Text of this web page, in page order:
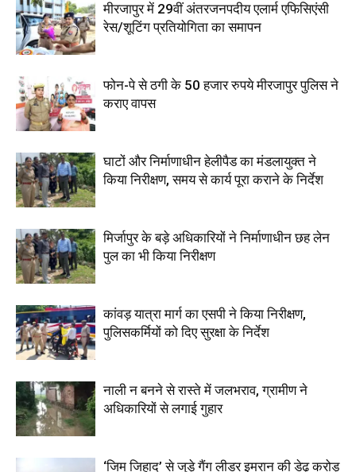
मीरजापुर में 29वीं अंतरजनपदीय एलार्म एफिसिएंसी
रेस/शूटिंग प्रतियोगिता का समापन
फोन-पे से ठगी के 50 हजार रुपये मीरजापुर पुलिस ने
कराए वापस
घाटों और निर्माणाधीन हेलीपैड का मंडलायुक्त ने
किया निरीक्षण, समय से कार्य पूरा कराने के निर्देश
मिर्जापुर के बड़े अधिकारियों ने निर्माणाधीन छह लेन
पुल का भी किया निरीक्षण
कांवड़ यात्रा मार्ग का एसपी ने किया निरीक्षण,
पुलिसकर्मियों को दिए सुरक्षा के निर्देश
नाली न बनने से रास्ते में जलभराव, ग्रामीण ने
अधिकारियों से लगाई गुहार
‘जिम जिहाद’ से जुड़े गैंग लीडर इमरान की डेढ़ करोड़